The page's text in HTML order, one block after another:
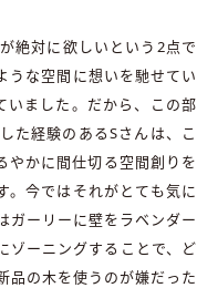
絶対に欲しいという2点で
うな空間に想いを馳せてい
いました。だから、この部
た経験のあるSさんは、こ
やかに間仕切る空間創りを
今ではそれがとても気に
ガーリーに壁をラベンダー
ゾーニングすることで、ど
品の木を使うのが嫌だった